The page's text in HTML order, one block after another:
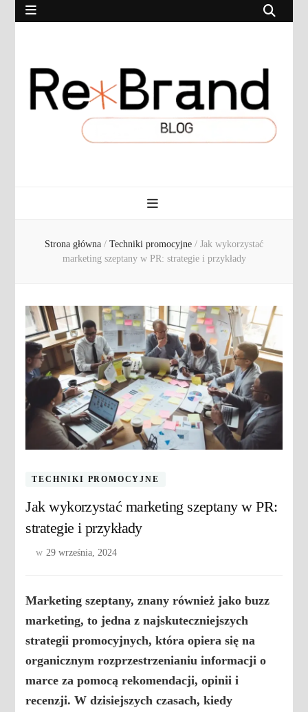
Strona główna / Techniki promocyjne / Jak wykorzystać
marketing szeptany w PR: strategie i przykłady
TECHNIKI PROMOCYJNE
Jak wykorzystać marketing szeptany w PR:
strategie i przykłady
w 29 września, 2024
Marketing szeptany, znany również jako buzz
marketing, to jedna z najskuteczniejszych
strategii promocyjnych, która opiera się na
organicznym rozprzestrzenianiu informacji o
marce za pomocą rekomendacji, opinii i
recenzji. W dzisiejszych czasach, kiedy